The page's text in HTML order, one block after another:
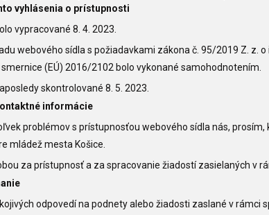
vyhlásenia o prístupnosti
vypracované 8. 4. 2023.
webového sídla s požiadavkami zákona č. 95/2019 Z.
(EÚ) 2016/2102 bolo vykonané samohodnotením.
skontrolované 8. 5. 2023.
informácie
problémov s prístupnosťou webového sídla nás,
mládež mesta Košice
za prístupnosť a za spracovanie žiadostí zasielaných v
odpovedí na podnety alebo žiadosti zaslané v rámci